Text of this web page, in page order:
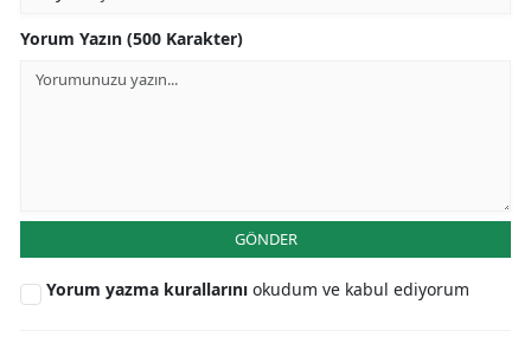
Yorum Yazın (500 Karakter)
GÖNDER
Yorum yazma kurallarını okudum ve kabul ediyorum